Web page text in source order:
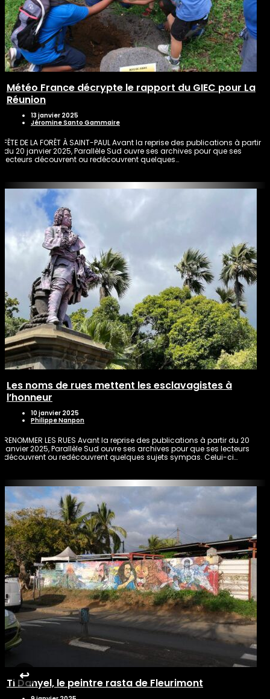
Météo France décrypte le rapport du GIEC pour La
Réunion
13 janvier 2025
Jéromine Santo Gammaire
FÊTE DE LA FORÊT À SAINT-PAUL Avant la reprise des publications à partir
du 20 janvier 2025, Parallèle Sud ouvre ses archives pour que ses
lecteurs découvrent ou redécouvrent quelques…
Les noms de rues mettent les esclavagistes à
l’honneur
10 janvier 2025
Philippe Nanpon
RENOMMER LES RUES Avant la reprise des publications à partir du 20
janvier 2025, Parallèle Sud ouvre ses archives pour que ses lecteurs
découvrent ou redécouvrent quelques sujets sympas. Celui-ci…
Ti Danyel, le peintre rasta de Fleurimont
↩︎